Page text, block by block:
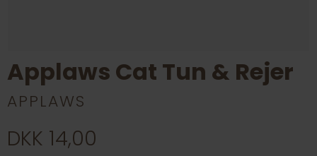
Applaws Cat Tun & Rejer
APPLAWS
DKK 14,00